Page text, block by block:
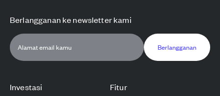
Investasi Fitur
Berlangganan ke newsletter kami
Berlangganan